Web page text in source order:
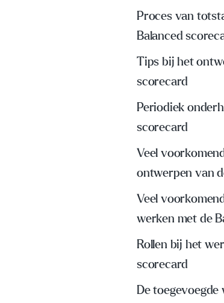
Proces van
Balanced
Tips bij het
scorecard
Periodiek
scorecard
Veel
ontwerpen van
Veel
werken met de
Rollen bij het
scorecard
De toegevoegde